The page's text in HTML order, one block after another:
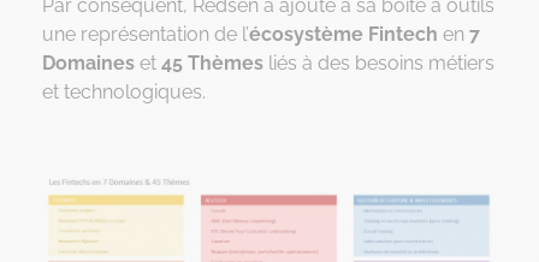
Par conséquent, Redsen a ajouté à sa boîte à outils
une représentation de l’écosystème Fintech en 7
Domaines et 45 Thèmes liés à des besoins métiers
et technologiques.